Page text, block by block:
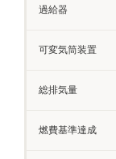
過給器
可変気筒装置
総排気量
燃費基準達成